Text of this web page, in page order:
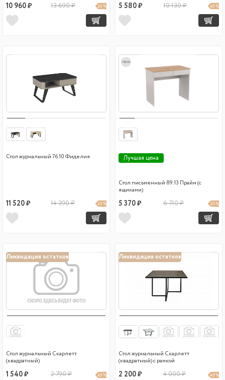
10 960 ₽ 13 690 ₽ 20 % 5 580 ₽ 10 130 ₽ 45 %
Стол журнальный 76.10 Фиделия
11 520 ₽ 14 390 ₽ 20 %
new
Лучшая цена
Стол письменный 89.13 Прайм (с
ящиками)
5 370 ₽ 6 710 ₽ 20 %
Ликвидация остатков
Стол журнальный Скарлетт
(квадратный)
1 540 ₽ 2 790 ₽ 45 %
Ликвидация остатков
Стол журнальный Скарлетт
(квадратный) с рамкой
2 200 ₽ 4 000 ₽ 45 %